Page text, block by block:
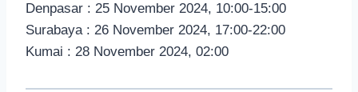
Denpasar : 25 November 2024, 10:00-15:00
Surabaya : 26 November 2024, 17:00-22:00
Kumai : 28 November 2024, 02:00